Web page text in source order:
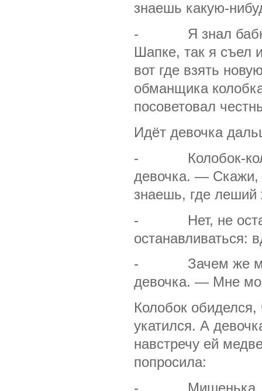
знаешь какую-
- Я знал бабку,
Шапке, так я съел
вот где взять
обманщика
посоветовал
Идёт девочка
- Колобок-
девочка. — Скажи,
знаешь, где леший
- Нет, не
останавливаться:
- Зачем же мне
девочка. — Мне
Колобок
укатился. А
навстречу ей
попросила: